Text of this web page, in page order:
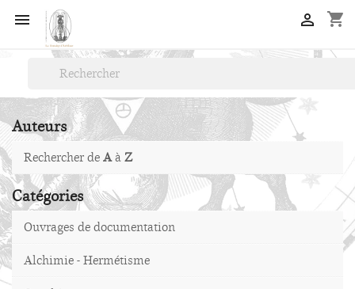
 shopping_cart

Auteurs
Rechercher deAàZ
Catégories
Ouvrages de documentation
Alchimie - Hermétisme